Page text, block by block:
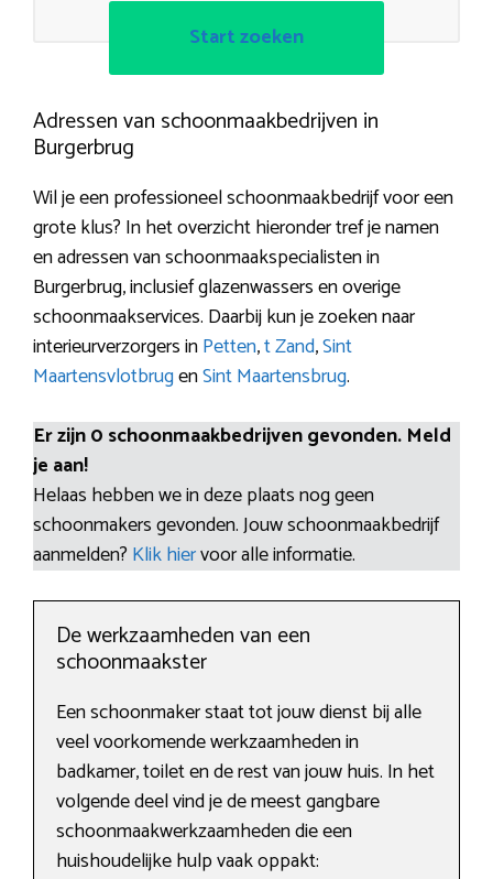
Start zoeken
Adressen van schoonmaakbedrijven in
Burgerbrug
Wil je een professioneel schoonmaakbedrijf voor een
grote klus? In het overzicht hieronder tref je namen
en adressen van schoonmaakspecialisten in
Burgerbrug, inclusief glazenwassers en overige
schoonmaakservices. Daarbij kun je zoeken naar
interieurverzorgers inPetten,t Zand,Sint
MaartensvlotbrugenSint Maartensbrug.
Er zijn 0 schoonmaakbedrijven gevonden. Meld
je aan!
Helaas hebben we in deze plaats nog geen
schoonmakers gevonden. Jouw schoonmaakbedrijf
aanmelden? Klik hiervoor alle informatie.
De werkzaamheden van een
schoonmaakster
Een schoonmaker staat tot jouw dienst bij alle
veel voorkomende werkzaamheden in
badkamer, toilet en de rest van jouw huis. In het
volgende deel vind je de meest gangbare
schoonmaakwerkzaamheden die een
huishoudelijke hulp vaak oppakt: